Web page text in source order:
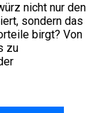
nicht nur den
sondern das
birgt? Von
zu